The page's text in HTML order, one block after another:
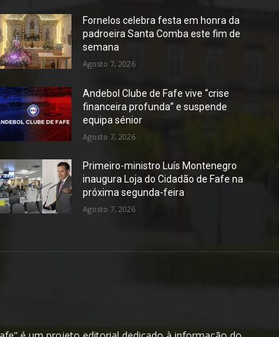
Fornelos celebra festa em honra da
padroeira Santa Comba este fim de
semana
Agosto 7, 2026
Andebol Clube de Fafe vive “crise
financeira profunda” e suspende
equipa sénior
Agosto 7, 2026
Primeiro-ministro Luís Montenegro
inaugura Loja do Cidadão de Fafe na
próxima segunda-feira
Agosto 7, 2026